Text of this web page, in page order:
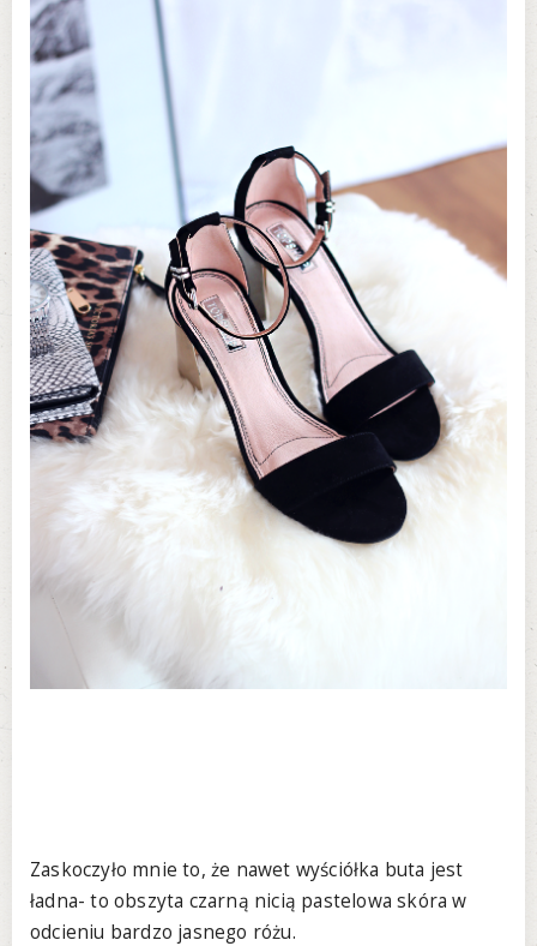
Zaskoczyło mnie to, że nawet wyściółka buta jest
ładna- to obszyta czarną nicią pastelowa skóra w
odcieniu bardzo jasnego różu.